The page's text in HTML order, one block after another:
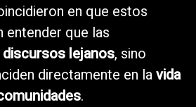
en que estos
entender que las
lejanos, sino
directamente en lavida
.